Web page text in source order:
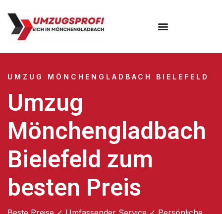
UMZUG MÖNCHENGLADBACH BIELEFELD
Umzug
Mönchengladbach
Bielefeld zum
besten Preis